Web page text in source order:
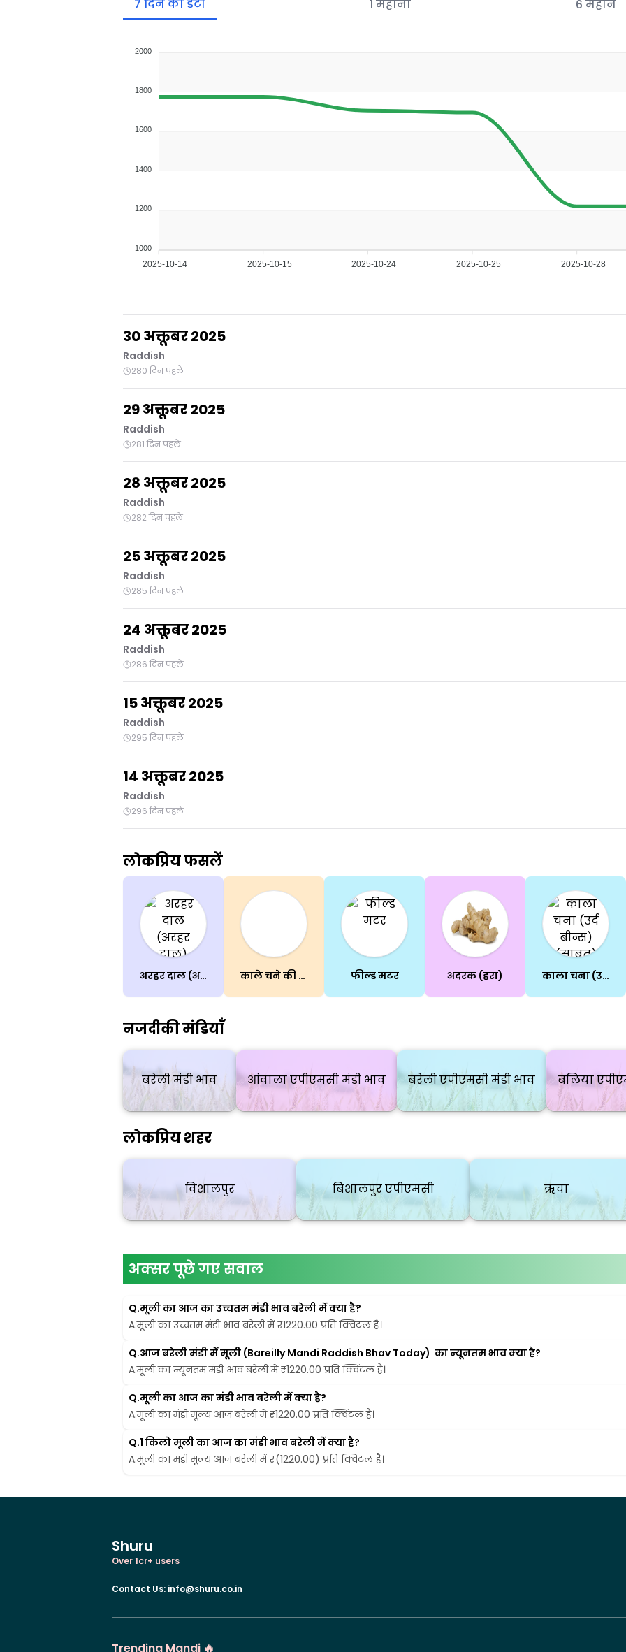
7 दिन का डेटा 1 महीना 6 महीने
2000
1800
1600
1400
1200
1000
2025-10-14 2025-10-15 2025-10-24 2025-10-25 2025-10-28
30 अक्तूबर 2025
Raddish
280 दिन पहले
29 अक्तूबर 2025
Raddish
281 दिन पहले
28 अक्तूबर 2025
Raddish
282 दिन पहले
25 अक्तूबर 2025
Raddish
285 दिन पहले
24 अक्तूबर 2025
Raddish
286 दिन पहले
15 अक्तूबर 2025
Raddish
295 दिन पहले
14 अक्तूबर 2025
Raddish
296 दिन पहले
लोकप्रिय फसलें
अरहर दाल (अरहर दाल) काले चने की दाल (उर्द दाल) फील्ड मटर अदरक (हरा) काला चना (उर्द बीन्स)(साबुत)
नजदीकी मंडियाँ
बरेली मंडी भाव आंवाला एपीएमसी मंडी भाव बरेली एपीएमसी मंडी भाव बलिया
लोकप्रिय शहर
विशालपुर बिशालपुर एपीएमसी ऋचा
अक्सर पूछे गए सवाल
Q.मूली का आज का उच्चतम मंडी भाव बरेली में क्या है?
A.मूली का उच्चतम मंडी भाव बरेली में ₹1220.00 प्रति क्विंटल है।
Q.आज बरेली मंडी में मूली (Bareilly Mandi Raddish Bhav Today)  का न्यूनतम भाव क्या है?
A.मूली का न्यूनतम मंडी भाव बरेली में ₹1220.00 प्रति क्विंटल है।
Q.मूली का आज का मंडी भाव बरेली में क्या है?
A.मूली का मंडी मूल्य आज बरेली में ₹1220.00 प्रति क्विंटल है।
Q.1 किलो मूली का आज का मंडी भाव बरेली में क्या है?
A.मूली का मंडी मूल्य आज बरेली में ₹(1220.00) प्रति क्विंटल है।
Shuru
Over 1cr+ users
Contact Us: info@shuru.co.in
Trending Mandi 🔥